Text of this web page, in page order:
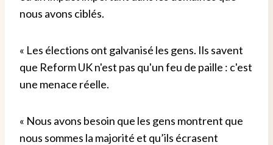
nous avons ciblés.
« Les élections ont galvanisé les gens. Ils savent
que Reform UK n'est pas qu'un feu de paille : c'est
une menace réelle.
« Nous avons besoin que les gens montrent que
nous sommes la majorité et qu’ils écrasent